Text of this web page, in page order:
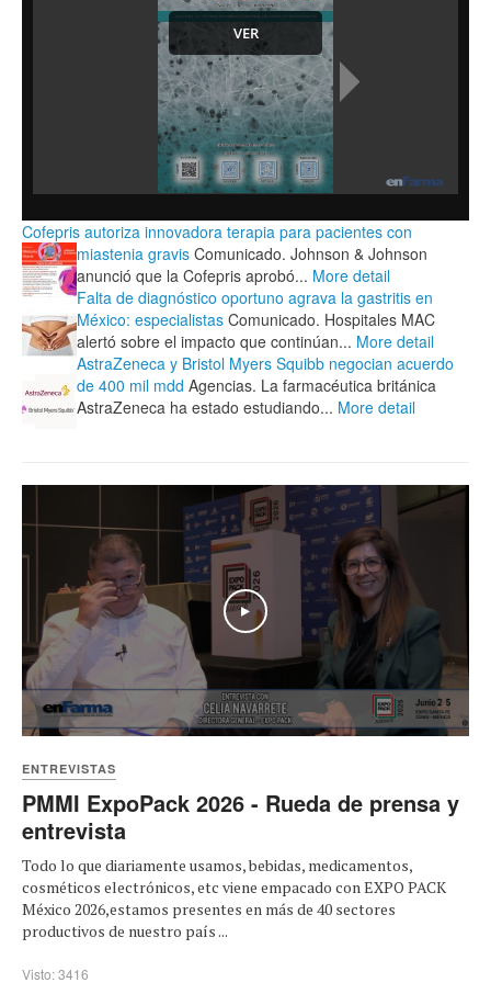
Cofepris autoriza innovadora terapia para pacientes con
miastenia gravis Comunicado. Johnson & Johnson
anunció que la Cofepris aprobó... More detail
Falta de diagnóstico oportuno agrava la gastritis en
México: especialistas Comunicado. Hospitales MAC
alertó sobre el impacto que continúan... More detail
AstraZeneca y Bristol Myers Squibb negocian acuerdo
de 400 mil mdd Agencias. La farmacéutica británica
AstraZeneca ha estado estudiando... More detail
Play
ENTREVISTAS
PMMI ExpoPack 2026 - Rueda de prensa y
entrevista
Todo lo que diariamente usamos, bebidas, medicamentos,
cosméticos electrónicos, etc viene empacado con EXPO PACK
México 2026,estamos presentes en más de 40 sectores
productivos de nuestro país ...
Visto: 3416